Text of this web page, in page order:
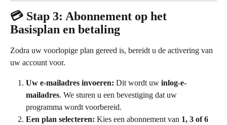
💳 Stap 3: Abonnement op het
Basisplan en betaling
Zodra uw voorlopige plan gereed is, bereidt u de activering van
uw account voor.
Uw e-mailadres invoeren: Dit wordt uw inlog-e-
mailadres. We sturen u een bevestiging dat uw
programma wordt voorbereid.
Een plan selecteren: Kies een abonnement van 1, 3 of 6